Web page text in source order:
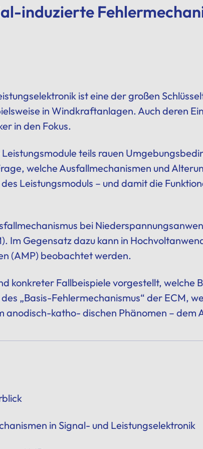
induzierte
ist eine der großen
in Windkraftanlagen. Auch deren
in den Fokus.
teils rauen
welche Ausfallmechanismen und
Leistungsmoduls – und damit die
bei
. Im Gegensatz dazu kann in
(AMP) beobachtet werden.
konkreter Fallbeispiele vorgestellt, welche
„Basis-Fehlermechanismus“ der ECM,
anodisch-katho- dischen Phänomen – dem
in Signal- und Leistungselektronik